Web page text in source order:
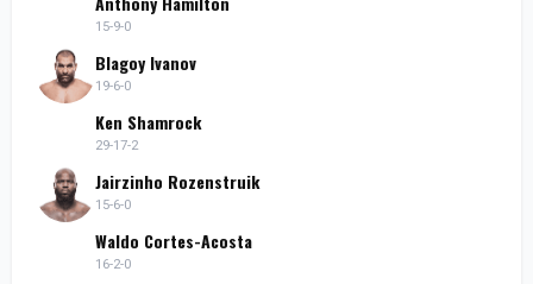
15-9-0
Blagoy Ivanov
19-6-0
Ken Shamrock
29-17-2
Jairzinho Rozenstruik
15-6-0
Waldo Cortes-Acosta
16-2-0